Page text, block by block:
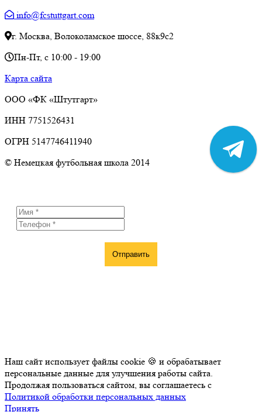
info@fcstuttgart.com
г. Москва Волоколамское шоссе, 88к9с2
Пн-Пт, с 10:00 - 19:00
Карта сайта
ООО «ФК «Штутгарт»
ИНН 7751526431
ОГРН 5147746411940
© Немецкая футбольная школа 2014
Отправить
Наш сайт использует файлы cookie 🍪 и обрабатывает
персональные данные для улучшения работы сайта.
Продолжая пользоваться сайтом, вы соглашаетесь с
Политикой обработки персональных данных
Принять